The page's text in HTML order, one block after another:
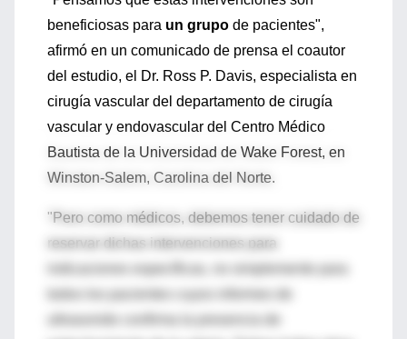
beneficiosas para un grupo de pacientes",
afirmó en un comunicado de prensa el coautor
del estudio, el Dr. Ross P. Davis, especialista en
cirugía vascular del departamento de cirugía
vascular y endovascular del Centro Médico
Bautista de la Universidad de Wake Forest, en
Winston-Salem, Carolina del Norte.
"Pero como médicos, debemos tener cuidado de
reservar dichas intervenciones para